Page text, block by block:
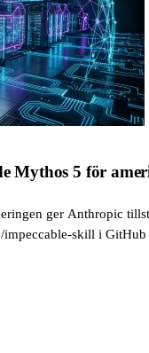
Mythos 5 för
ger Anthropic
impeccable-skill i